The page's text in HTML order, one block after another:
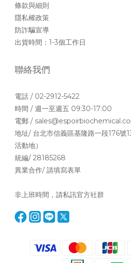
條款與細則
隱私權政策
防詐騙宣導
出貨時間：1-3個工作日
聯絡我們
電話 / 02-2912-5422
時間 / 週一至週五 09:30-17:00
電郵 /
地址/ 台北市信義區基隆路一段176號
活動地）
統編/ 28185268
異業合作/ 請填寫表單
非上班時間，請私訊官方社群